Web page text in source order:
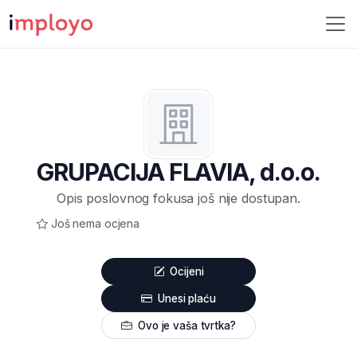
GRUPACIJA FLAVIA, d.o.o.
Opis poslovnog fokusa još nije dostupan.
Još nema ocjena
Ocijeni
Unesi plaću
Ovo je vaša tvrtka?